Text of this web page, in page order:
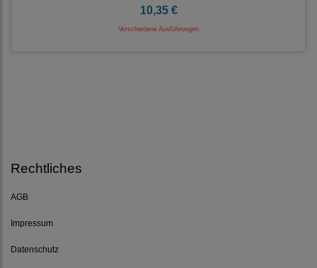
10,35 €
Verschiedene Ausführungen
Rechtliches
AGB
Impressum
Datenschutz